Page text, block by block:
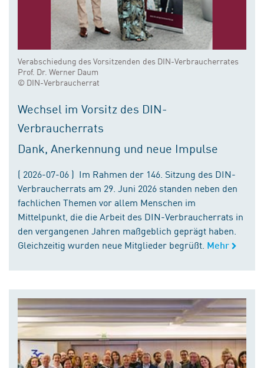
Verabschiedung des Vorsitzenden des DIN-Verbraucherrates
Prof. Dr. Werner Daum
© DIN-Verbraucherrat
Wechsel im Vorsitz des DIN-
Verbraucherrats
Dank, Anerkennung und neue Impulse
( 2026-07-06 ) Im Rahmen der 146. Sitzung des DIN-
Verbraucherrats am 29. Juni 2026 standen neben den
fachlichen Themen vor allem Menschen im
Mittelpunkt, die die Arbeit des DIN-Verbraucherrats in
den vergangenen Jahren maßgeblich geprägt haben.
Gleichzeitig wurden neue Mitglieder begrüßt. Mehr